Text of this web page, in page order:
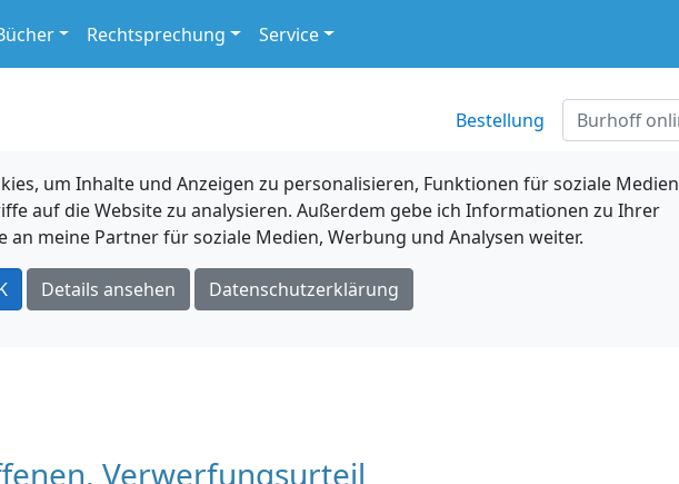
Rechtsprechung Service
Bestellung
um Inhalte und Anzeigen zu personalisieren, Funktionen für soziale Medien
auf die Website zu analysieren. Außerdem gebe ich Informationen zu Ihrer
an meine Partner für soziale Medien, Werbung und Analysen weiter.
Details ansehen Datenschutzerklärung
Verwerfungsurteil